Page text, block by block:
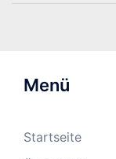
Menü
Startseite